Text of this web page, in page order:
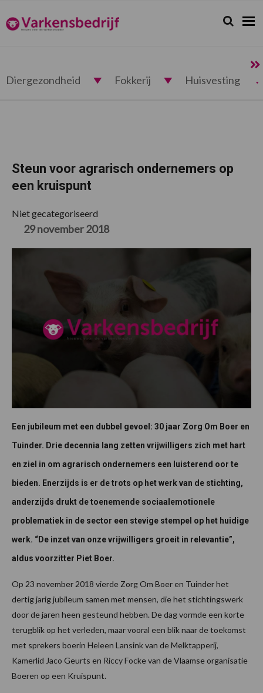
de
hoofdnavigatie
de
hoofd
de
eerste
de
voettekst
Varkensbedrijf.nl Zoeken...
Zoek
Diergezondheid Fokkerij Huisvesting
Steun voor agrarisch ondernemers op
een kruispunt
Niet gecategoriseerd
29 november 2018
Een jubileum met een dubbel gevoel: 30 jaar Zorg Om Boer en
Tuinder. Drie decennia lang zetten vrijwilligers zich met hart
en ziel in om agrarisch ondernemers een luisterend oor te
bieden. Enerzijds is er de trots op het werk van de stichting,
anderzijds drukt de toenemende sociaalemotionele
problematiek in de sector een stevige stempel op het huidige
werk. “De inzet van onze vrijwilligers groeit in relevantie”,
aldus voorzitter Piet Boer.
Op 23 november 2018 vierde Zorg Om Boer en Tuinder het
dertig jarig jubileum samen met mensen, die het stichtingswerk
door de jaren heen gesteund hebben. De dag vormde een korte
terugblik op het verleden, maar vooral een blik naar de toekomst
met sprekers boerin Heleen Lansink van de Melktapperij,
Kamerlid Jaco Geurts en Riccy Focke van de Vlaamse organisatie
Boeren op een Kruispunt.